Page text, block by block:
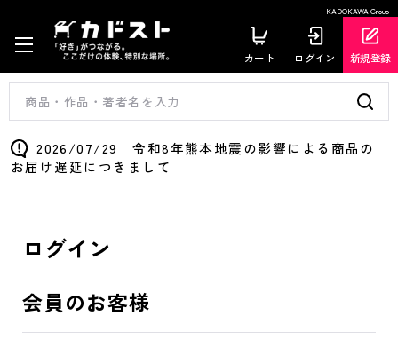
KADOKAWA Group
カート ログイン 新規登録
2026/07/29 令和8年熊本地震の影響による商品の
お届け遅延につきまして
ログイン
会員のお客様